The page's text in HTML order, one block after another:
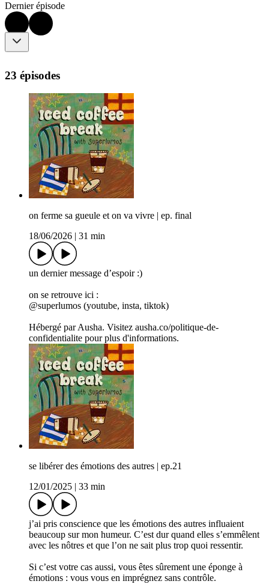
Dernier épisode
23 épisodes
on ferme sa gueule et on va vivre | ep. final
18/06/2026
31 min
un dernier message d’espoir :)
on se retrouve ici :
@superlumos (youtube, insta, tiktok)
Hébergé par Ausha. Visitez ausha.co/politique-de-
confidentialite pour plus d'informations.
se libérer des émotions des autres | ep.21
12/01/2025
33 min
j’ai pris conscience que les émotions des autres influaient
beaucoup sur mon humeur. C’est dur quand elles s’emmêlent
avec les nôtres et que l’on ne sait plus trop quoi ressentir.
Si c’est votre cas aussi, vous êtes sûrement une éponge à
émotions : vous vous en imprégnez sans contrôle.